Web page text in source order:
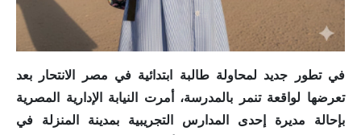
في تطور جديد لمحاولة طالبة ابتدائية في مصر الانتحار بعد
تعرضها لواقعة تنمر بالمدرسة، أمرت النيابة الإدارية المصرية
بإحالة مديرة إحدى المدارس التجريبية بمدينة المنزلة في